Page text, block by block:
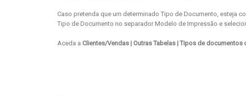
Caso pretenda que um determinado Tipo de Documento, esteja
Tipo de Documento no separador Modelo de Impressão e
Aceda a Clientes/Vendas | Outras Tabelas | Tipos de documentos